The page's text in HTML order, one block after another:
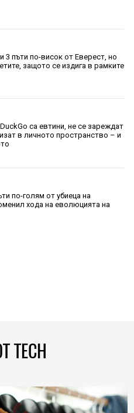
3 пъти по-висок от Еверест, но
защото се издига в рамките
са евтини, не се зареждат
в личното пространство – и
по-голям от убиеца на
хода на еволюцията на
TECH